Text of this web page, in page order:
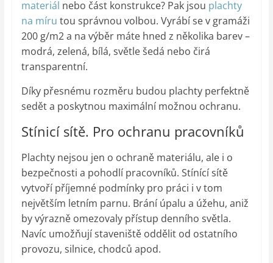
materiál nebo část konstrukce? Pak jsou plachty
na míru tou správnou volbou. Vyrábí se v gramáži
200 g/m2 a na výběr máte hned z několika barev –
modrá, zelená, bílá, světle šedá nebo čirá
transparentní.
Díky přesnému rozměru budou plachty perfektně
sedět a poskytnou maximální možnou ochranu.
Stínicí sítě. Pro ochranu pracovníků
Plachty nejsou jen o ochraně materiálu, ale i o
bezpečnosti a pohodlí pracovníků. Stínící sítě
vytvoří příjemné podmínky pro práci i v tom
největším letním parnu. Brání úpalu a úžehu, aniž
by výrazně omezovaly přístup denního světla.
Navíc umožňují staveniště oddělit od ostatního
provozu, silnice, chodců apod.